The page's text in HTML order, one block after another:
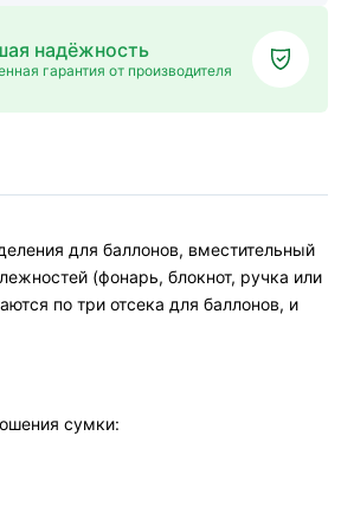
надёжность
гарантия от производителя
для баллонов, вместительный
(фонарь, блокнот, ручка или
по три отсека для баллонов, и
сумки: